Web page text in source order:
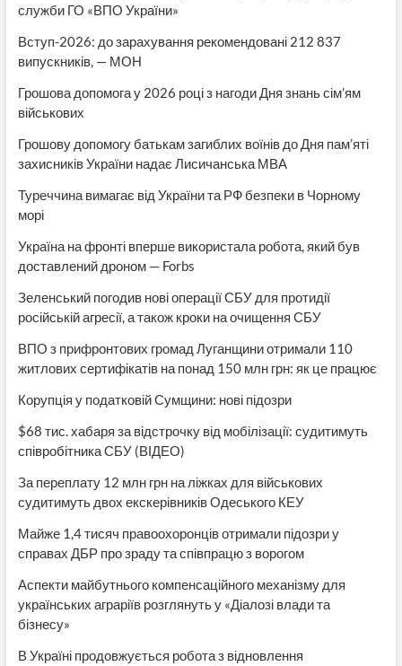
служби ГО «ВПО України»
Вступ-2026: до зарахування рекомендовані 212 837
випускників, — МОН
Грошова допомога у 2026 році з нагоди Дня знань сім’ям
військових
Грошову допомогу батькам загиблих воїнів до Дня пам’яті
захисників України надає Лисичанська МВА
Туреччина вимагає від України та РФ безпеки в Чорному
морі
Україна на фронті вперше використала робота, який був
доставлений дроном — Forbs
Зеленський погодив нові операції СБУ для протидії
російській агресії, а також кроки на очищення СБУ
ВПО з прифронтових громад Луганщини отримали 110
житлових сертифікатів на понад 150 млн грн: як це працює
Корупція у податковій Сумщини: нові підозри
$68 тис. хабаря за відстрочку від мобілізації: судитимуть
співробітника СБУ (ВІДЕО)
За переплату 12 млн грн на ліжках для військових
судитимуть двох екскерівників Одеського КЕУ
Майже 1,4 тисяч правоохоронців отримали підозри у
справах ДБР про зраду та співпрацю з ворогом
Аспекти майбутнього компенсаційного механізму для
українських аграріїв розглянуть у «Діалозі влади та
бізнесу»
В Україні продовжується робота з відновлення